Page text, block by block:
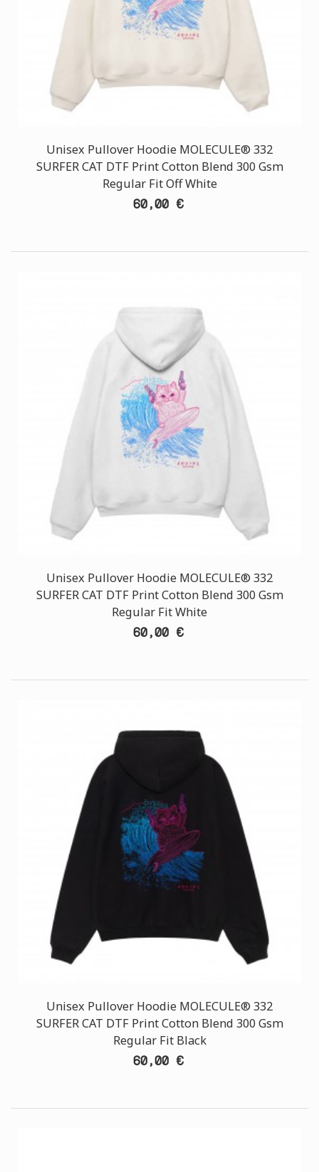
Unisex Pullover Hoodie MOLECULE® 332
SURFER CAT DTF Print Cotton Blend 300 Gsm
Regular Fit Off White
60,00 €
Unisex Pullover Hoodie MOLECULE® 332
SURFER CAT DTF Print Cotton Blend 300 Gsm
Regular Fit White
60,00 €
Unisex Pullover Hoodie MOLECULE® 332
SURFER CAT DTF Print Cotton Blend 300 Gsm
Regular Fit Black
60,00 €